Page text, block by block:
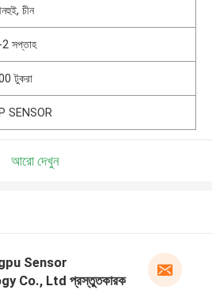
চীন
সপ্তাহ
টুকরা
SENSOR
আরো দেখুন
Sensor
Co., Ltd প্রস্তুতকারক